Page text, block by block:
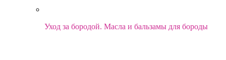
Уход за бородой. Масла и бальзамы для бороды